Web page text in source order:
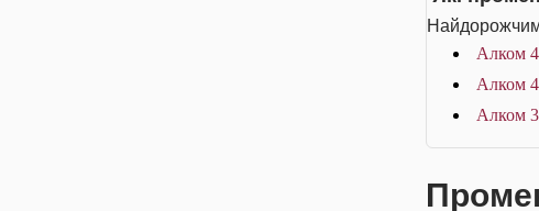
Алком
Алком
Алком